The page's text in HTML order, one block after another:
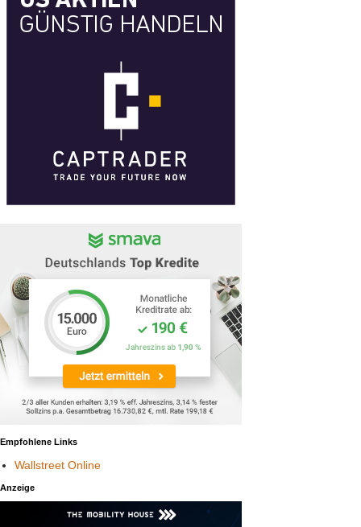
Empfohlene Links
Wallstreet Online
Anzeige